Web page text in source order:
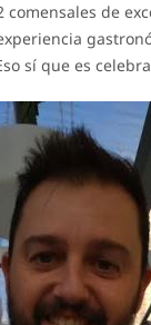
de
sí que es